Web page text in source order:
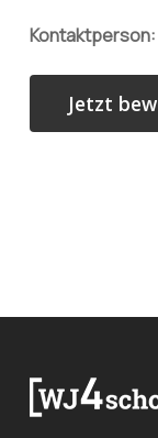
Kontaktperson: